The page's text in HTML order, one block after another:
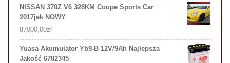
NISSAN 370Z V6 328KM Coupe Sports Car
2017jak NOWY
87000,00zł
Yuasa Akumulator Yb9-B 12V/9Ah Najlepsza
Jakość 6782345